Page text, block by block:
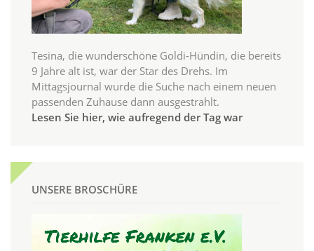
Tesina, die wunderschöne Goldi-Hündin, die bereits
9 Jahre alt ist, war der Star des Drehs. Im
Mittagsjournal wurde die Suche nach einem neuen
passenden Zuhause dann ausgestrahlt.
Lesen Sie hier, wie aufregend der Tag war
UNSERE BROSCHÜRE